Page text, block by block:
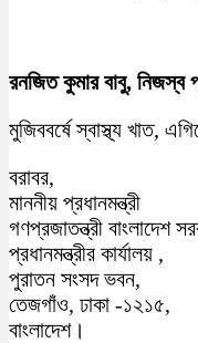
রনজিত কুমার বাবু, নিজস্ব
মুজিববর্ষে স্বাস্থ্য খাত,
বরাবর,
মাননীয় প্রধানমন্ত্রী
গণপ্রজাতন্ত্রী বাংলাদেশ
প্রধানমন্ত্রীর কার্যালয় ,
পুরাতন সংসদ ভবন,
তেজগাঁও, ঢাকা -১২১৫,
বাংলাদেশ।